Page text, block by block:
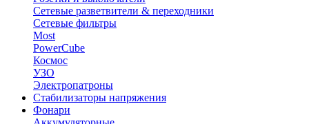
Сетевые разветвители & переходники
Сетевые фильтры
Most
PowerCube
Космос
УЗО
Электропатроны
Стабилизаторы напряжения
Фонари